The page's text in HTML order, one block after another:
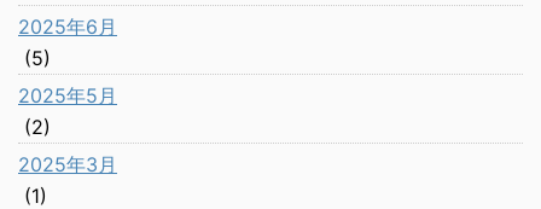
2025年6月
(5)
2025年5月
(2)
2025年3月
(1)